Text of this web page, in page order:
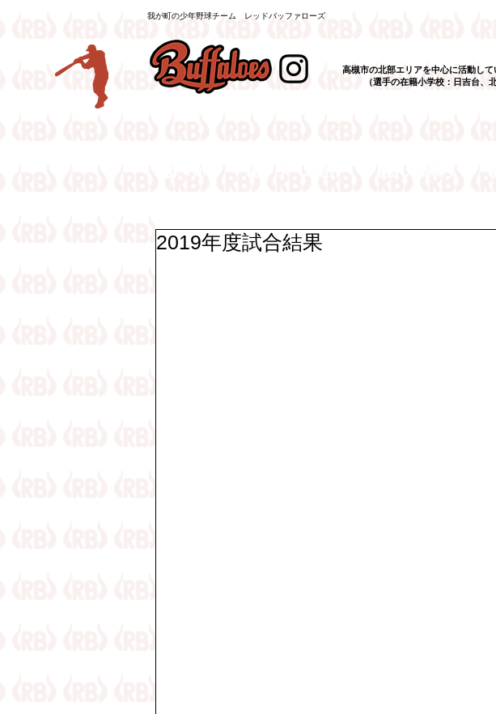
我が町の少年野球チーム レッドバッファローズ
高槻市の北部エリアを中心に活動し
（選手の在籍小学校：日吉台、北
2019年度試合結果